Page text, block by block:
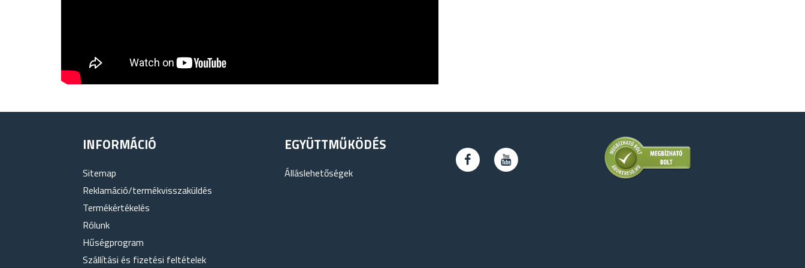
INFORMÁCIÓ
Sitemap
Reklamáció/termékvisszaküldés
Termékértékelés
Rólunk
Hűségprogram
Szállítási és fizetési feltételek
EGYÜTTMŰKÖDÉS
Álláslehetőségek